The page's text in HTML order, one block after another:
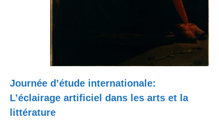
Journée d’étude internationale:
L’éclairage artificiel dans les arts et la
littérature